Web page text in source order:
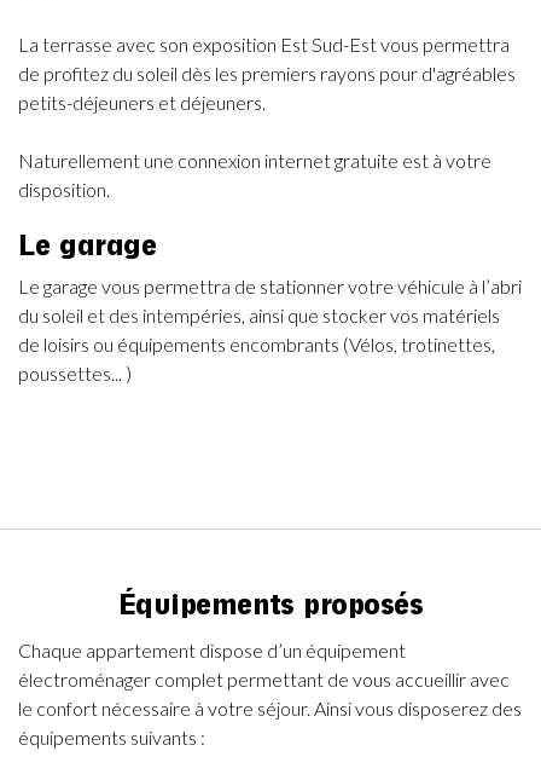
La terrasse avec son exposition Est Sud-Est vous permettra
de profitez du soleil dès les premiers rayons pour d'agréables
petits-déjeuners et déjeuners.
Naturellement une connexion internet gratuite est à votre
disposition.
Le garage
Le garage vous permettra de stationner votre véhicule à l’abri
du soleil et des intempéries, ainsi que stocker vos matériels
de loisirs ou équipements encombrants (Vélos, trotinettes,
poussettes... )
Équipements proposés
Chaque appartement dispose d’un équipement
électroménager complet permettant de vous accueillir avec
le confort nécessaire à votre séjour. Ainsi vous disposerez des
équipements suivants :